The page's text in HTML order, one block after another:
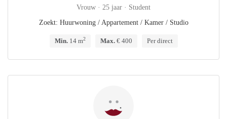
Vrouw · 25 jaar · Student
Zoekt: Huurwoning / Appartement / Kamer / Studio
Min.14 m2 Max.€ 400 Per direct